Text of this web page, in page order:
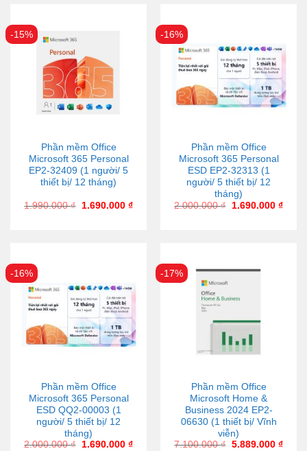
-15%
Phần mềm Office
Microsoft 365 Personal
EP2-32409 (1 người/ 5
thiết bị/ 12 tháng)
1.990.000₫ 1.690.000 ₫
-16%
Phần mềm Office
Microsoft 365 Personal
ESD EP2-32313 (1
người/ 5 thiết bị/ 12
tháng)
2.000.000₫ 1.690.000 ₫
-16%
Phần mềm Office
Microsoft 365 Personal
ESD QQ2-00003 (1
người/ 5 thiết bị/ 12
tháng)
2.000.000₫ 1.690.000 ₫
-17%
Phần mềm Office
Microsoft Home &
Business 2024 EP2-
06630 (1 thiết bị/ Vĩnh
viễn)
7.100.000₫ 5.889.000 ₫